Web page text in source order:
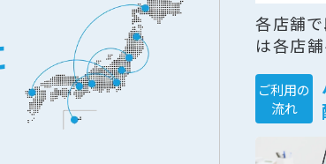
各店舗で
は各店舗
ご利用の
流れ